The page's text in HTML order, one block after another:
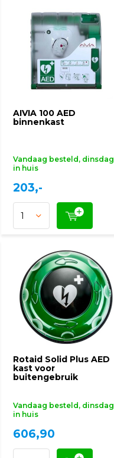
AIVIA 100 AED
binnenkast
Vandaag besteld, dinsdag
in huis
203,-
Rotaid Solid Plus AED
kast voor
buitengebruik
Vandaag besteld, dinsdag
in huis
606,90